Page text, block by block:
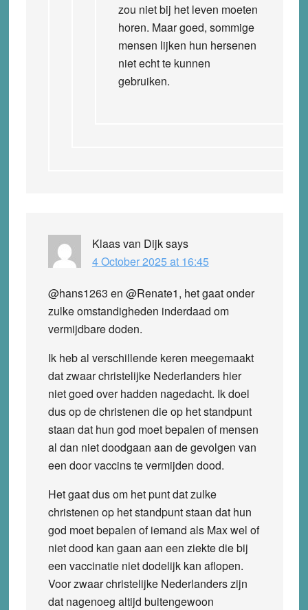
zou niet bij het leven moeten
horen. Maar goed, sommige
mensen lijken hun hersenen
niet echt te kunnen
gebruiken.
Klaas van Dijksays
4 October 2025 at 16:45
@hans1263 en @Renate1, het gaat onder
zulke omstandigheden inderdaad om
vermijdbare doden.
Ik heb al verschillende keren meegemaakt
dat zwaar christelijke Nederlanders hier
niet goed over hadden nagedacht. Ik doel
dus op de christenen die op het standpunt
staan dat hun god moet bepalen of mensen
al dan niet doodgaan aan de gevolgen van
een door vaccins te vermijden dood.
Het gaat dus om het punt dat zulke
christenen op het standpunt staan dat hun
god moet bepalen of iemand als Max wel of
niet dood kan gaan aan een ziekte die bij
een vaccinatie niet dodelijk kan aflopen.
Voor zwaar christelijke Nederlanders zijn
dat nagenoeg altijd buitengewoon